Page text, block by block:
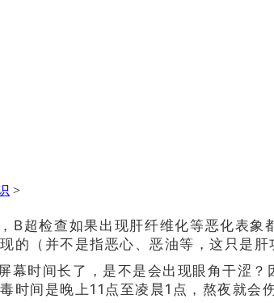
>
B超检查如果出现肝纤维化等恶化表
的（并不是指恶心、恶油等，这只是肝
幕时间长了，是不是会出现眼角干涩
时间是晚上11点至凌晨1点，熬夜就会